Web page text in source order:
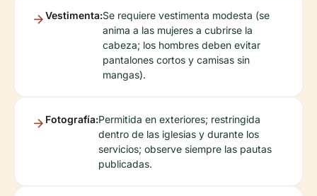
Vestimenta:Se requiere vestimenta modesta (se
anima a las mujeres a cubrirse la
cabeza; los hombres deben evitar
pantalones cortos y camisas sin
mangas).
Fotografía:Permitida en exteriores; restringida
dentro de las iglesias y durante los
servicios; observe siempre las pautas
publicadas.